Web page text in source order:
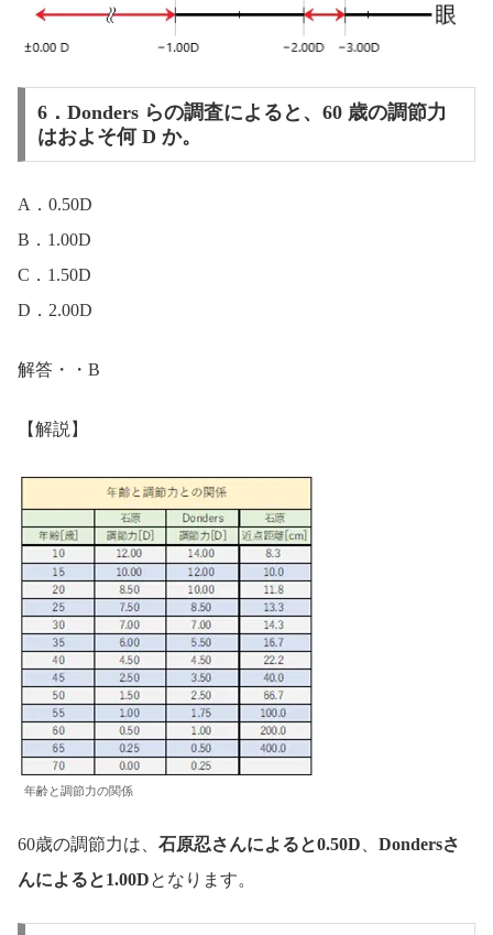
6．Donders らの調査によると、60 歳の調節力
はおよそ何 D か。
A．0.50D
B．1.00D
C．1.50D
D．2.00D
解答・・B
【解説】
年齢と調節力の関係
60歳の調節力は、 石原忍さんによると0.50D
Dondersさ
んによると1.00Dとなります。